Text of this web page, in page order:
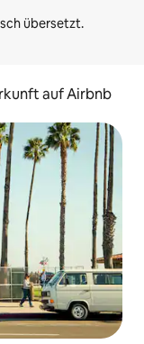
auf Airbnb